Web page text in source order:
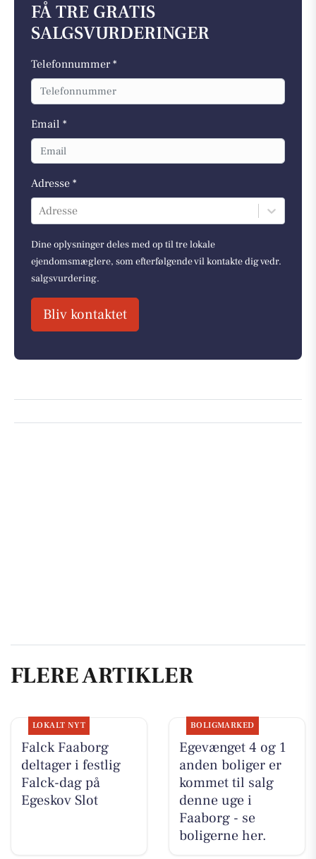
FÅ TRE GRATIS
SALGSVURDERINGER
Telefonnummer *
Email *
Adresse *
Adresse
Dine oplysninger deles med op til tre lokale
ejendomsmæglere, som efterfølgende vil kontakte dig vedr.
salgsvurdering.
Bliv kontaktet
FLERE ARTIKLER
LOKALT NYT
Falck Faaborg
deltager i festlig
Falck-dag på
Egeskov Slot
BOLIGMARKED
Egevænget 4 og 1
anden boliger er
kommet til salg
denne uge i
Faaborg - se
boligerne her.